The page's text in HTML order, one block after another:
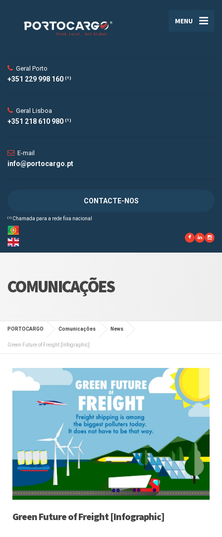
MENU
Geral Porto
+351 229 998 160 ⁽¹⁾
Geral Lisboa
+351 218 610 980 ⁽¹⁾
E-mail
info@portocargo.pt
CONTACTE-NOS
⁽¹⁾ Chamada para a rede fixa nacional
COMUNICAÇÕES
PORTOCARGO Comunicações News
Green Future of Freight [Infographic]
Green Future of Freight [Infographic]